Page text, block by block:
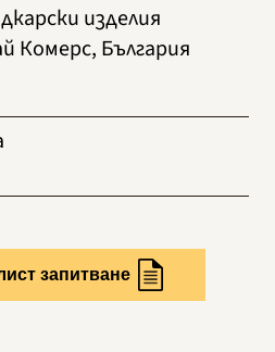
изделия
Комерс, България
запитване